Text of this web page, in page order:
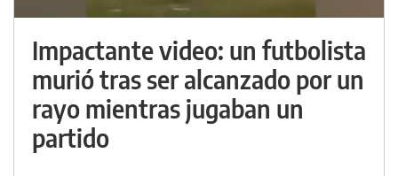
Impactante video: un futbolista
murió tras ser alcanzado por un
rayo mientras jugaban un
partido